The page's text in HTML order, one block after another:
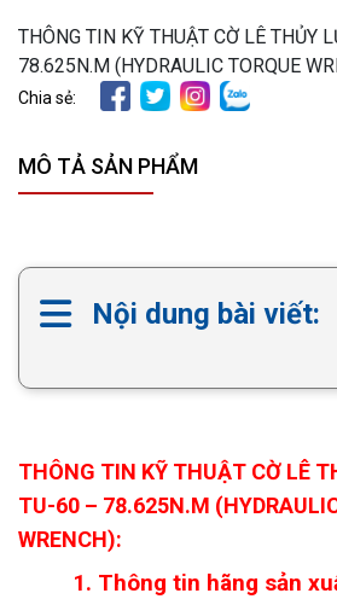
THÔNG TIN KỸ THUẬT CỜ LÊ THỦY
78.625N.M (HYDRAULIC TORQUE
Chia sẻ:
MÔ TẢ SẢN PHẨM
Nội dung bài viết:
THÔNG TIN KỸ THUẬT CỜ LÊ
TU-60 – 78.625N.M
WRENCH):
1. Thông tin hãng sản